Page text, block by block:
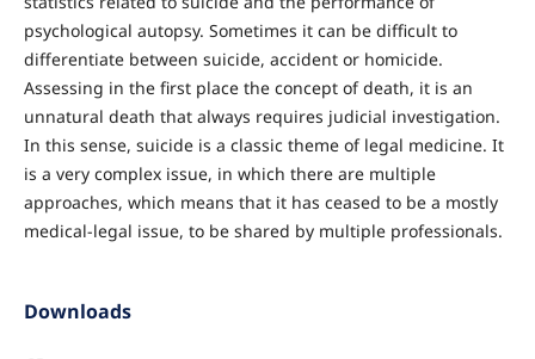
psychological autopsy. Sometimes it can be difficult to
differentiate between suicide, accident or homicide.
Assessing in the first place the concept of death, it is an
unnatural death that always requires judicial investigation.
In this sense, suicide is a classic theme of legal medicine. It
is a very complex issue, in which there are multiple
approaches, which means that it has ceased to be a mostly
medical-legal issue, to be shared by multiple professionals.
Downloads